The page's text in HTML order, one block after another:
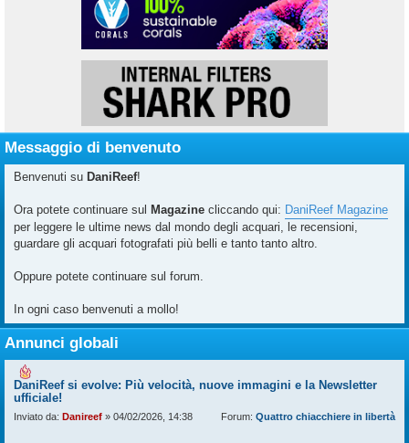
Messaggio di benvenuto
Benvenuti su DaniReef!
Ora potete continuare sul Magazine cliccando qui: DaniReef Magazine
per leggere le ultime news dal mondo degli acquari, le recensioni,
guardare gli acquari fotografati più belli e tanto tanto altro.
Oppure potete continuare sul forum.
In ogni caso benvenuti a mollo!
Annunci globali
DaniReef si evolve: Più velocità, nuove immagini e la Newsletter
ufficiale!
Inviato da: Danireef » 04/02/2026, 14:38 Forum: Quattro chiacchiere in libertà